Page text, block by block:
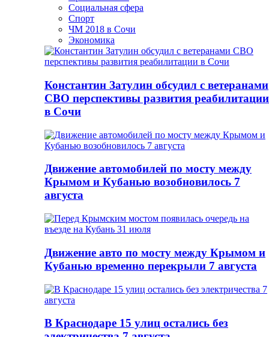
Социальная сфера
Спорт
ЧМ 2018 в Сочи
Экономика
Константин Затулин обсудил с ветеранами
СВО перспективы развития реабилитации
в Сочи
Движение автомобилей по мосту между
Крымом и Кубанью возобновилось 7
августа
Движение авто по мосту между Крымом и
Кубанью временно перекрыли 7 августа
В Краснодаре 15 улиц остались без